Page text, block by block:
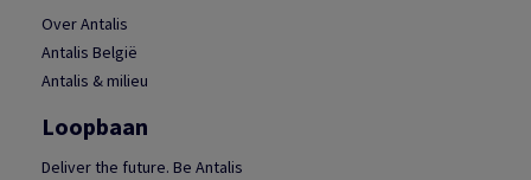
Over Antalis
Antalis België
Antalis & milieu
Loopbaan
Deliver the future. Be Antalis